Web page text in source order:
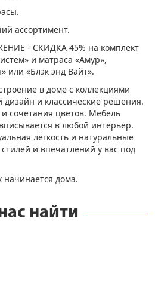
ассортимент.
- СКИДКА 45% на комплект
и матраса «Амур»,
или «Блэк энд Вайт».
в доме с коллекциями
и классические решения.
сочетания цветов. Мебель
в любой интерьер.
лёгкость и натуральные
и впечатлений у вас под
начинается дома.
найти